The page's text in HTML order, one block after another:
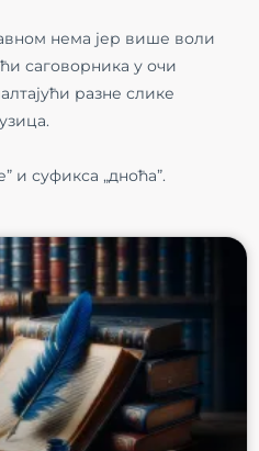
нема јер више воли
саговорника у очи
разне слике
и суфикса „дноћа”.